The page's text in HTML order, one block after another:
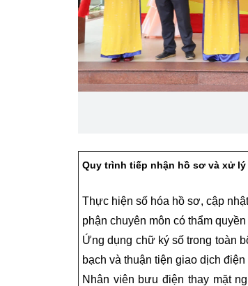
Quy trình tiếp nhận hồ sơ và xử
Thực hiện số hóa hồ sơ, cập
phận chuyên môn có thẩm
Ứng dụng chữ ký số trong toàn
bạch và thuận tiện giao dịch điện
Nhân viên bưu điện thay mặt